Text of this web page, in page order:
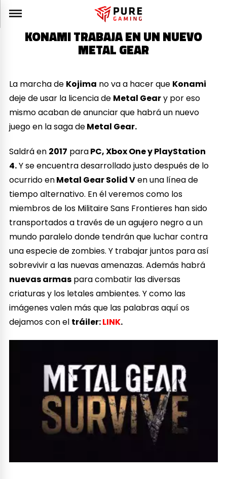
KONAMI TRABAJA EN UN NUEVO
METAL GEAR
La marcha de Kojima no va a hacer que Konami
deje de usar la licencia de Metal Geary por eso
mismo acaban de anunciar que habrá un nuevo
juego en la saga deMetal Gear.
Saldrá en 2017 paraPC, Xbox One y PlayStation
4.Y se encuentra desarrollado justo después de lo
ocurrido enMetal Gear Solid Ven una línea de
tiempo alternativo. En él veremos como los
miembros de los Militaire Sans Frontieres han sido
transportados a través de un agujero negro a un
mundo paralelo donde tendrán que luchar contra
una especie de zombies. Y trabajar juntos para así
sobrevivir a las nuevas amenazas. Además habrá
nuevas armas para combatir las diversas
criaturas y los letales ambientes. Y como las
imágenes valen más que las palabras aquí os
dejamos con el tráiler:LINK.